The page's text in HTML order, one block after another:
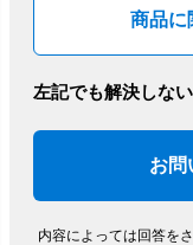
商品に
左記でも解決しな
お問
内容によっては回答を